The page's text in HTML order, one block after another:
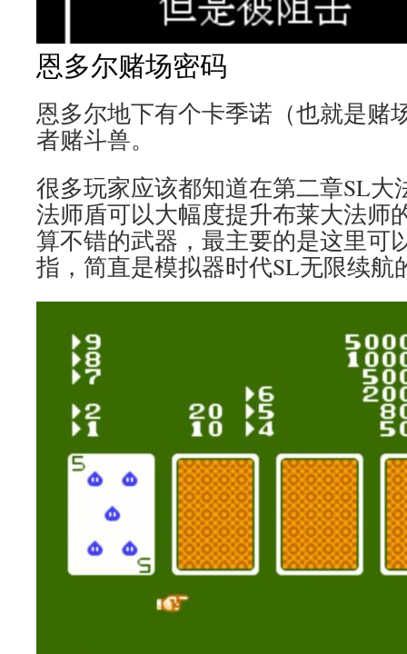
恩多尔赌场密码
恩多尔地下有个卡季诺（也就是赌
者赌斗兽。
很多玩家应该都知道在第二章SL大
法师盾可以大幅度提升布莱大法师
算不错的武器，最主要的是这里可
指，简直是模拟器时代SL无限续航